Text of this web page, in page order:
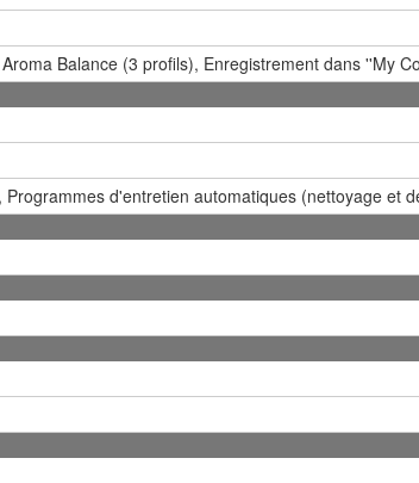
Balance (3 profils), Enregistrement dans ''My
d'entretien automatiques (nettoyage et